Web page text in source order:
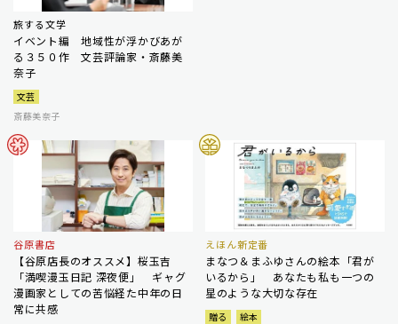
旅する文学
イベント編 地域性が浮かびあが
る３５０作 文芸評論家・斎藤美
奈子
文芸
斎藤美奈子
谷原書店
【谷原店長のオススメ】桜玉吉
「満喫漫玉日記 深夜便」 ギャグ
漫画家としての苦悩経た中年の日
常に共感
えほん新定番
まなつ＆まふゆさんの絵本「君が
いるから」 あなたも私も一つの
星のような大切な存在
贈る
絵本